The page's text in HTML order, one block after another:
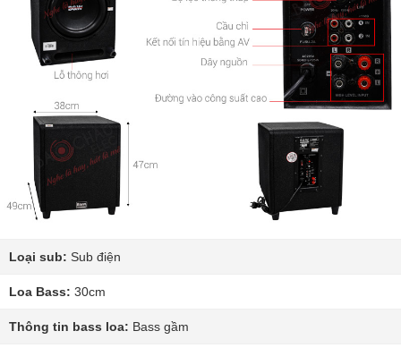
Loại sub: Sub điện
Loa Bass: 30cm
Thông tin bass loa: Bass gầm